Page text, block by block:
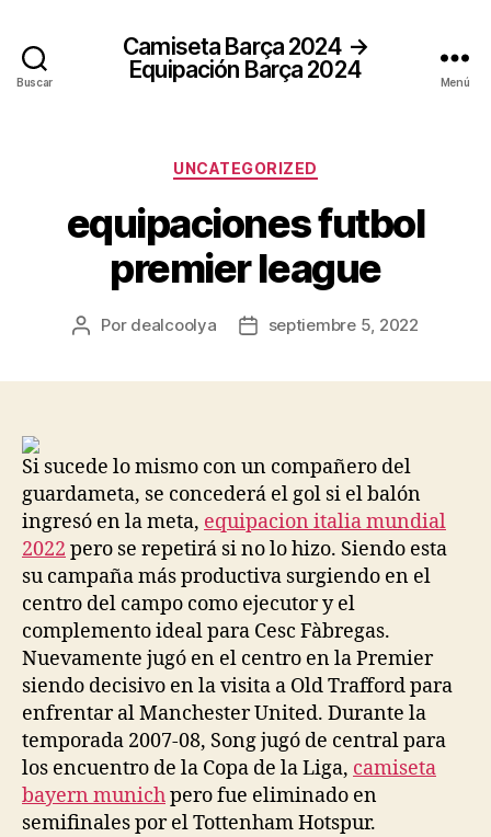
Buscar
Camiseta Barça 2024 →
Equipación Barça 2024
Menú
Categorías
UNCATEGORIZED
equipaciones futbol
premier league
Autor
Por dealcoolya
Fechaseptiembre 5, 2022
Si sucede lo mismo con un compañero del
guardameta, se concederá el gol si el balón
ingresó en la meta, equipacion italia mundial
2022 pero se repetirá si no lo hizo. Siendo esta
su campaña más productiva surgiendo en el
centro del campo como ejecutor y el
complemento ideal para Cesc Fàbregas.
Nuevamente jugó en el centro en la Premier
siendo decisivo en la visita a Old Trafford para
enfrentar al Manchester United. Durante la
temporada 2007-08, Song jugó de central para
los encuentro de la Copa de la Liga, camiseta
bayern munichpero fue eliminado en
semifinales por el Tottenham Hotspur.